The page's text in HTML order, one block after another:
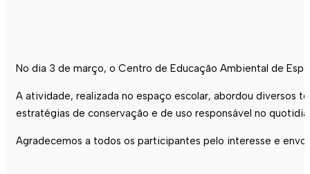
No dia 3 de março, o Centro de Educação Ambiental de
A atividade, realizada no espaço escolar, abordou diversos
estratégias de conservação e de uso responsável no
Agradecemos a todos os participantes pelo interesse e